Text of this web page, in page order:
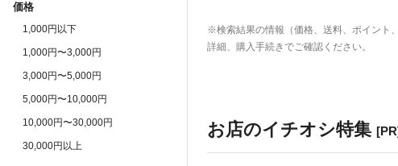
価格
1,000円以下
1,000円〜3,000円
3,000円〜5,000円
5,000円〜10,000円
10,000円〜30,000円
30,000円以上
※検索結果の情報（価格、送料、ポイント
詳細、購入手続きでご確認ください。
お店のイチオシ特集